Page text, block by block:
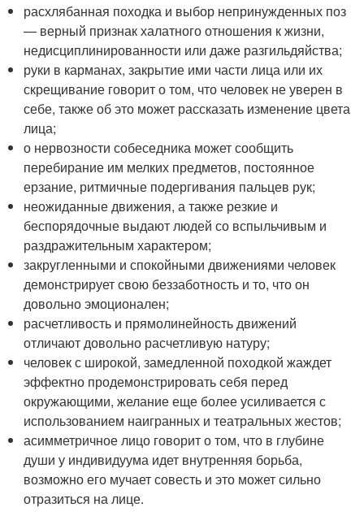
расхлябанная походка и выбор непринужденных поз
— верный признак халатного отношения к жизни,
недисциплинированности или даже разгильдяйства;
руки в карманах, закрытие ими части лица или их
скрещивание говорит о том, что человек не уверен в
себе, также об это может рассказать изменение цвета
лица;
о нервозности собеседника может сообщить
перебирание им мелких предметов, постоянное
ерзание, ритмичные подергивания пальцев рук;
неожиданные движения, а также резкие и
беспорядочные выдают людей со вспыльчивым и
раздражительным характером;
закругленными и спокойными движениями человек
демонстрирует свою беззаботность и то, что он
довольно эмоционален;
расчетливость и прямолинейность движений
отличают довольно расчетливую натуру;
человек с широкой, замедленной походкой жаждет
эффектно продемонстрировать себя перед
окружающими, желание еще более усиливается с
использованием наигранных и театральных жестов;
асимметричное лицо говорит о том, что в глубине
души у индивидуума идет внутренняя борьба,
возможно его мучает совесть и это может сильно
отразиться на лице.